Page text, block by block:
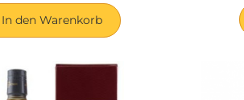
In den Warenkorb